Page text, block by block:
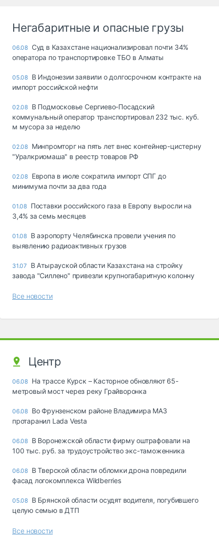
Негабаритные и опасные грузы
06.08 Суд в Казахстане национализировал почти 34%
оператора по транспортировке ТБО в Алматы
05.08 В Индонезии заявили о долгосрочном контракте на
импорт российской нефти
02.08 В Подмосковье Сергиево-Посадский
коммунальный оператор транспортировал 232 тыс. куб.
м мусора за неделю
02.08 Минпромторг на пять лет внес контейнер-цистерну
"Уралкриомаша" в реестр товаров РФ
02.08 Европа в июле сократила импорт СПГ до
минимума почти за два года
01.08 Поставки российского газа в Европу выросли на
3,4% за семь месяцев
01.08 В аэропорту Челябинска провели учения по
выявлению радиоактивных грузов
31.07
В Атырауской области Казахстана на стройку
завода "Силлено" привезли крупногабаритную колонну
Все новости
Центр
06.08 На трассе Курск – Касторное обновляют 65-
метровый мост через реку Грайворонка
06.08 Во Фрунзенском районе Владимира МАЗ
протаранил Lada Vesta
06.08 В Воронежской области фирму оштрафовали на
100 тыс. руб. за трудоустройство экс-таможенника
06.08 В Тверской области обломки дрона повредили
фасад логокомплекса Wildberries
05.08 В Брянской области осудят водителя, погубившего
целую семью в ДТП
Все новости